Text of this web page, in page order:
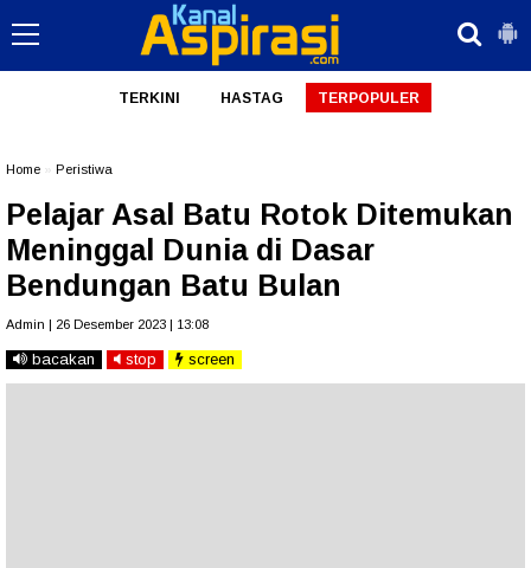
TERKINI HASTAG TERPOPULER
Home Peristiwa
Pelajar Asal Batu Rotok Ditemukan
Meninggal Dunia di Dasar
Bendungan Batu Bulan
Admin | 26 Desember 2023 | 13:08
bacakan stop screen